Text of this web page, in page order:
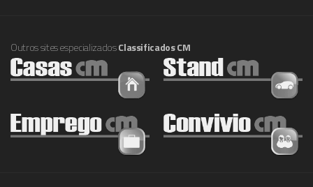
Outros sites especializadosClassificados CM